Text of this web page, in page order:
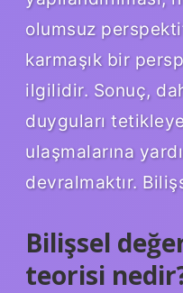
olumsuz
karmaşık bir
ilgilidir. Sonuç,
duyguları
ulaşmalarına
devralmaktır.
Bilişsel
teorisi